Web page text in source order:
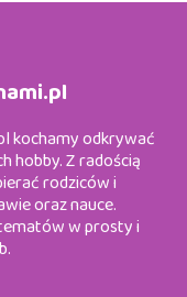
kochamy odkrywać
hobby. Z radością
rodziców i
oraz nauce.
w prosty i